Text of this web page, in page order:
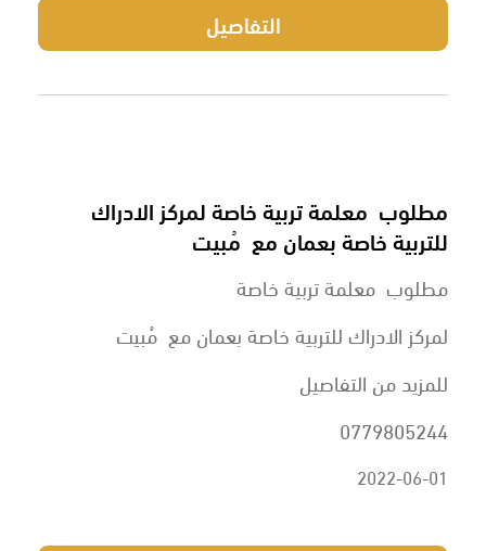
التفاصيل
مطلوب معلمة تربية خاصة لمركز الادراك
للتربية خاصة بعمان مع مُبيت
مطلوب معلمة تربية خاصة
لمركز الادراك للتربية خاصة بعمان مع مُبيت
للمزيد من التفاصيل
0779805244
2022-06-01